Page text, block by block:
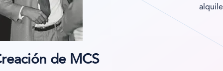
de MCS